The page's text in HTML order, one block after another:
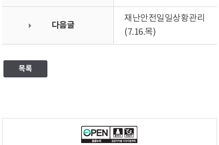
다음글
재난안전일일상황관리
(7.16.목)
목록